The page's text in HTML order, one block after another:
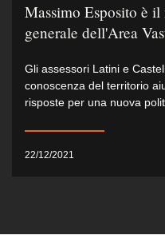
Massimo Esposito è
generale dell'Area
Gli assessori Latini e
conoscenza del territorio
risposte per una nuova
22/12/2021